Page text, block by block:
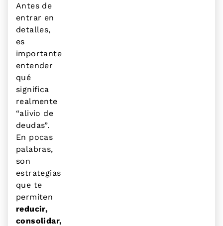
Antes de
entrar en
detalles,
es
importante
entender
qué
significa
realmente
“alivio de
deudas”.
En pocas
palabras,
son
estrategias
que te
permiten
reducir,
consolidar,